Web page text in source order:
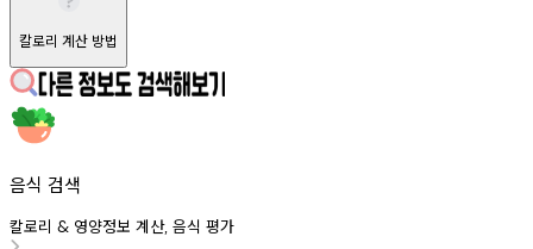
칼로리 계산 방법
음식 검색
칼로리 & 영양정보 계산, 음식 평가